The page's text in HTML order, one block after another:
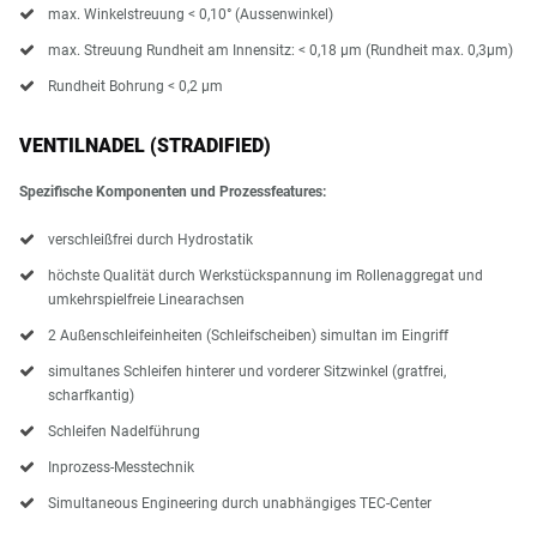
max. Winkelstreuung < 0,10° (Aussenwinkel)
max. Streuung Rundheit am Innensitz: < 0,18 µm (Rundheit max. 0,3µm)
Rundheit Bohrung < 0,2 µm
VENTILNADEL (STRADIFIED)
Spezifische Komponenten und Prozessfeatures:
verschleißfrei durch Hydrostatik
höchste Qualität durch Werkstückspannung im Rollenaggregat und
umkehrspielfreie Linearachsen
2 Außenschleifeinheiten (Schleifscheiben) simultan im Eingriff
simultanes Schleifen hinterer und vorderer Sitzwinkel (gratfrei,
scharfkantig)
Schleifen Nadelführung
Inprozess-Messtechnik
Simultaneous Engineering durch unabhängiges TEC-Center